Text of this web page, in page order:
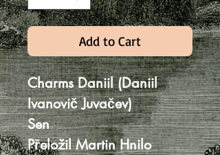
Add to Cart
Charms Daniil (Daniil
Ivanovič Juvačev)
Sen
Přeložil Martin Hnilo